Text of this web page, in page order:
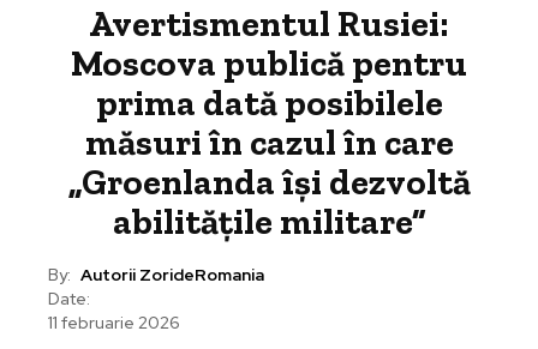
Avertismentul Rusiei:
Moscova publică pentru
prima dată posibilele
măsuri în cazul în care
„Groenlanda își dezvoltă
abilitățile militare”
By: Autorii ZorideRomania
Date:
11 februarie 2026